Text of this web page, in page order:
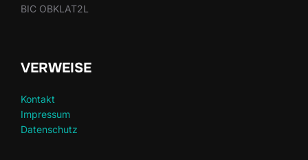
BIC OBKLAT2L
VERWEISE
Kontakt
Impressum
Datenschutz